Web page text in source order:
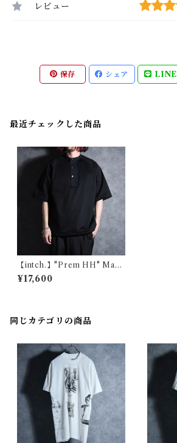
レビュー
保存 シェア LINE
最近チェックした商品
【intch.】"Prem HH" Maha
rani Cotton Henrry-neck T
-Shirts Black インチ "プレム
¥17,600
同じカテゴリの商品